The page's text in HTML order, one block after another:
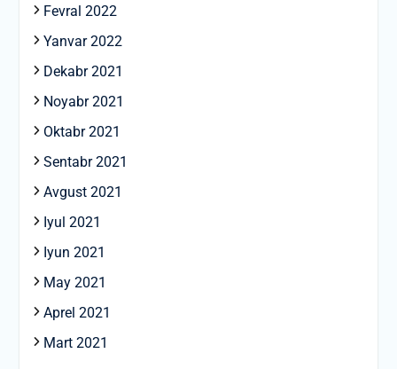
Fevral 2022
Yanvar 2022
Dekabr 2021
Noyabr 2021
Oktabr 2021
Sentabr 2021
Avgust 2021
Iyul 2021
Iyun 2021
May 2021
Aprel 2021
Mart 2021